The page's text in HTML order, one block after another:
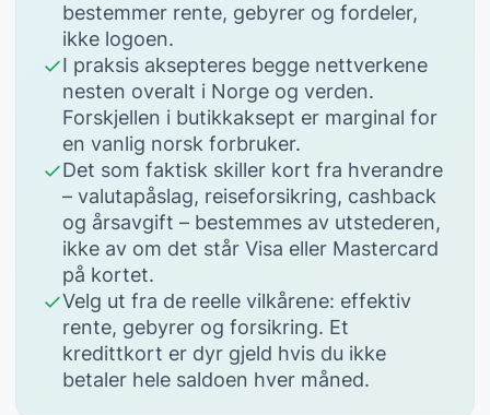
bestemmer rente, gebyrer og fordeler,
ikke logoen.
I praksis aksepteres begge nettverkene
nesten overalt i Norge og verden.
Forskjellen i butikkaksept er marginal for
en vanlig norsk forbruker.
Det som faktisk skiller kort fra hverandre
– valutapåslag, reiseforsikring, cashback
og årsavgift – bestemmes av utstederen,
ikke av om det står Visa eller Mastercard
på kortet.
Velg ut fra de reelle vilkårene: effektiv
rente, gebyrer og forsikring. Et
kredittkort er dyr gjeld hvis du ikke
betaler hele saldoen hver måned.